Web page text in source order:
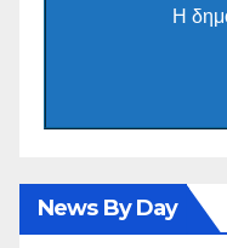
Η
News By Day